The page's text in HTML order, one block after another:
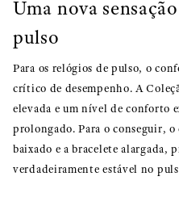
Uma nova
pulso
Para os relógios de pulso, o
crítico de desempenho. A
elevada e um nível de conforto
prolongado. Para o conseguir,
baixado e a bracelete alargada,
verdadeiramente estável no